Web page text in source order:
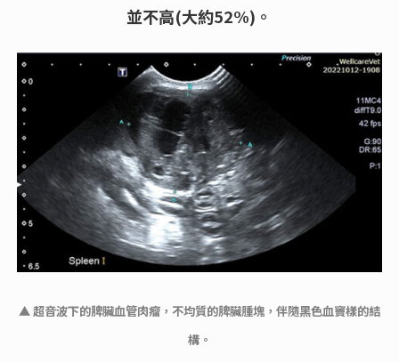
並不高(大約52%)。
▲ 超音波下的脾臟血管肉瘤，不均質的脾臟腫塊，伴隨黑色血竇樣的結
構。